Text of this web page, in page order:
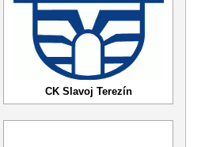
CK Slavoj Terezín